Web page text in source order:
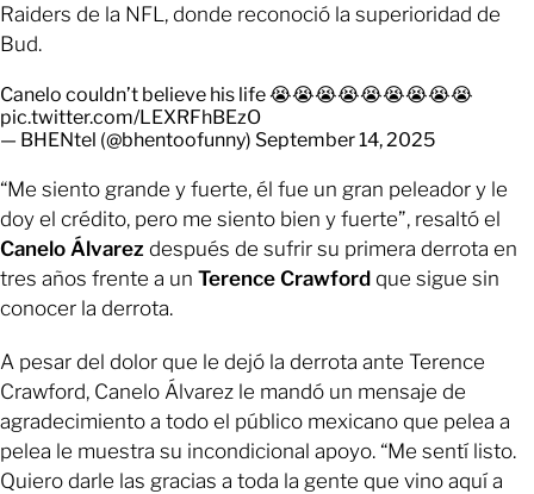
Raiders de la NFL, donde reconoció la superioridad de
Bud.
Canelo couldn’t believe his life 😭😭😭😭😭😭😭😭😭
pic.twitter.com/LEXRFhBEzO
— BHENtel (@bhentoofunny) September 14, 2025
“Me siento grande y fuerte, él fue un gran peleador y le
doy el crédito, pero me siento bien y fuerte”, resaltó el
Canelo Álvarez después de sufrir su primera derrota en
tres años frente a un Terence Crawford que sigue sin
conocer la derrota.
A pesar del dolor que le dejó la derrota ante Terence
Crawford, Canelo Álvarez le mandó un mensaje de
agradecimiento a todo el público mexicano que pelea a
pelea le muestra su incondicional apoyo. “Me sentí listo.
Quiero darle las gracias a toda la gente que vino aquí a